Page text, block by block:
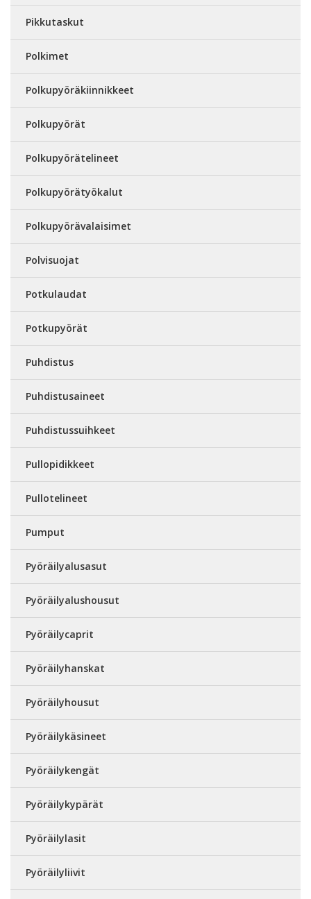
Pikkutaskut
Polkimet
Polkupyöräkiinnikkeet
Polkupyörät
Polkupyörätelineet
Polkupyörätyökalut
Polkupyörävalaisimet
Polvisuojat
Potkulaudat
Potkupyörät
Puhdistus
Puhdistusaineet
Puhdistussuihkeet
Pullopidikkeet
Pullotelineet
Pumput
Pyöräilyalusasut
Pyöräilyalushousut
Pyöräilycaprit
Pyöräilyhanskat
Pyöräilyhousut
Pyöräilykäsineet
Pyöräilykengät
Pyöräilykypärät
Pyöräilylasit
Pyöräilyliivit